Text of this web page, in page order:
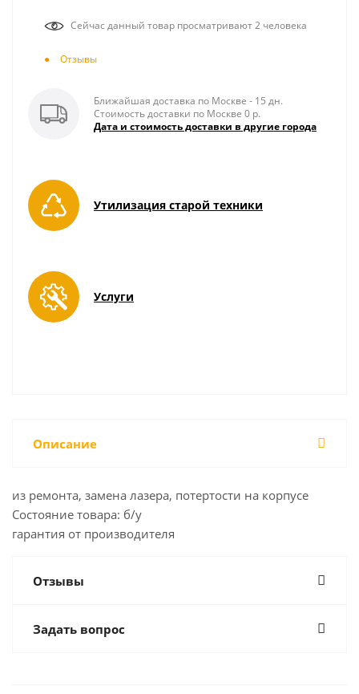
Сейчас данный товар просматривают 2 человека
Отзывы
Ближайшая доставка по Москве - 15 дн.
Стоимость доставки по Москве 0 р.
Дата и стоимость доставки в другие города
Утилизация старой техники
Услуги
Описание
из ремонта, замена лазера, потертости на корпусе
Состояние товара: б/у
гарантия от производителя
Отзывы
Задать вопрос